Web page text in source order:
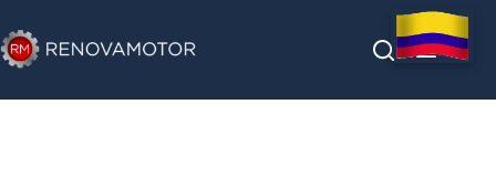
al
contenido